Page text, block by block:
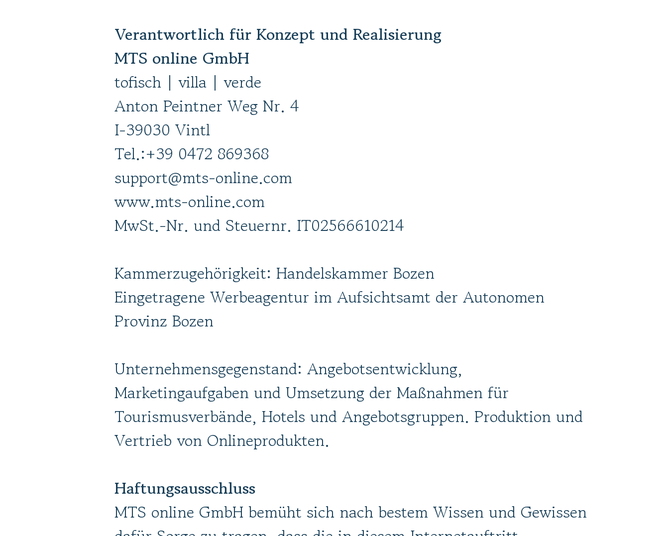
Verantwortlich für Konzept und Realisierung
MTS online GmbH
tofisch | villa | verde
Anton Peintner Weg Nr. 4
I-39030 Vintl
Tel.:+39 0472 869368
support@mts-online.com
www.mts-online.com
MwSt.-Nr. und Steuernr. IT02566610214
Kammerzugehörigkeit: Handelskammer Bozen
Eingetragene Werbeagentur im Aufsichtsamt der Autonomen
Provinz Bozen
Unternehmensgegenstand: Angebotsentwicklung,
Marketingaufgaben und Umsetzung der Maßnahmen für
Tourismusverbände, Hotels und Angebotsgruppen. Produktion und
Vertrieb von Onlineprodukten.
Haftungsausschluss
MTS online GmbH bemüht sich nach bestem Wissen und Gewissen